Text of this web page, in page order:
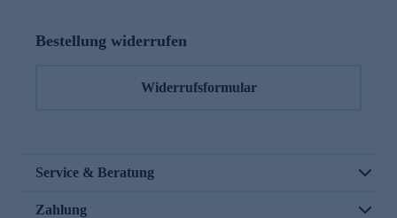
Bestellung widerrufen
Widerrufsformular
Service & Beratung
Zahlung